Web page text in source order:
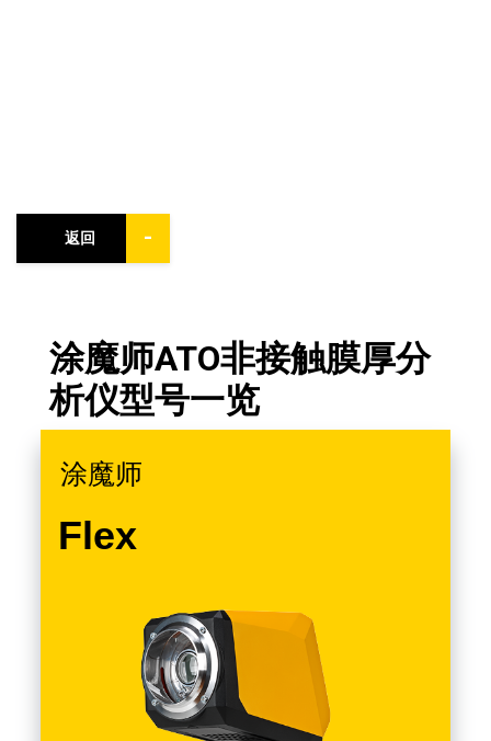
返回 -
涂魔师ATO非接触膜厚分
析仪型号一览
涂魔师
Flex